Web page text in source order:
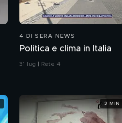
4 DI SERA NEWS
Politica e clima in Italia
31 lug | Rete 4
2 MIN